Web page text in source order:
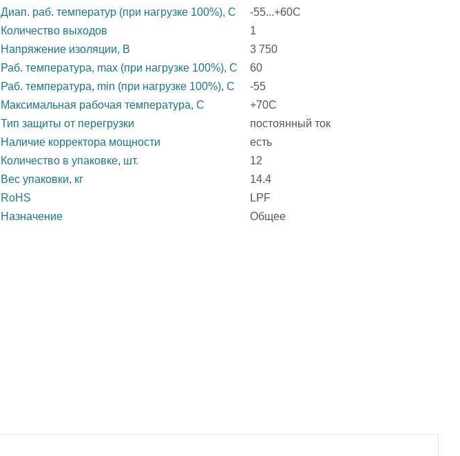
Диап. раб. температур (при нагрузке 100%), C
-55...+60С
Количество выходов
1
Напряжение изоляции, В
3 750
Раб. температура, max (при нагрузке 100%), C
60
Раб. температура, min (при нагрузке 100%), C
-55
Максимальная рабочая температура, C
+70C
Тип защиты от перегрузки
постоянный ток
Наличие корректора мощности
есть
Количество в упаковке, шт.
12
Вес упаковки, кг
14.4
RoHS
LPF
Назначение
Общее